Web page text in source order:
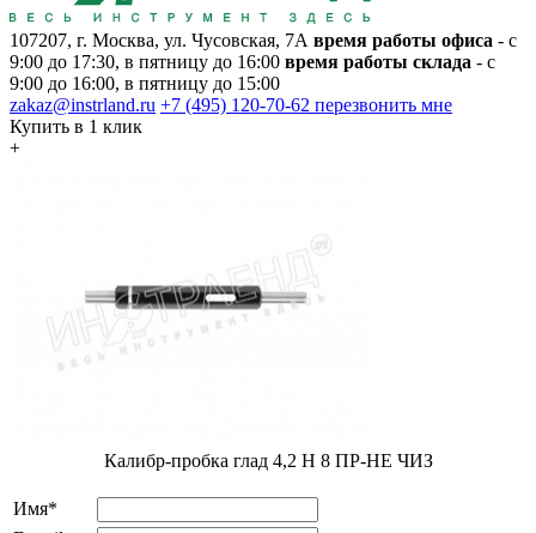
107207, г. Москва, ул. Чусовская, 7А время работы офиса - с
9:00 до 17:30, в пятницу до 16:00 время работы склада - с
9:00 до 16:00, в пятницу до 15:00
zakaz@instrland.ru +7 (495) 120-70-62 перезвонить мне
Купить в 1 клик
+
Калибр-пробка глад 4,2 H 8 ПР-НЕ ЧИЗ
Имя*